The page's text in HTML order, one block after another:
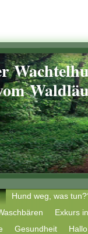
Hund weg, was
Exkurs
Gesundheit